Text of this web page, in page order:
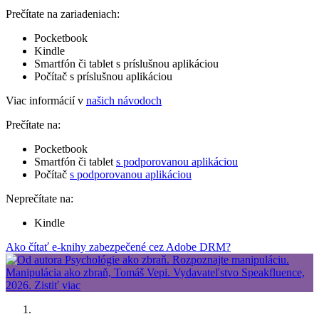
Prečítate na zariadeniach:
Pocketbook
Kindle
Smartfón či tablet s príslušnou aplikáciou
Počítač s príslušnou aplikáciou
Viac informácií v našich návodoch
Prečítate na:
Pocketbook
Smartfón či tablet s podporovanou aplikáciou
Počítač s podporovanou aplikáciou
Neprečítate na:
Kindle
Ako čítať e-knihy zabezpečené cez Adobe DRM?